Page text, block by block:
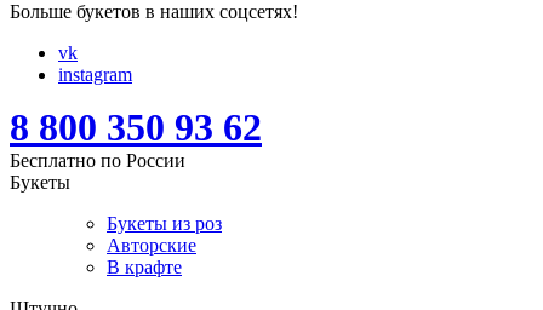
Больше букетов в наших соцсетях!
vk
instagram
8 800 350 93 62
Бесплатно по России
Букеты
Букеты из роз
Авторские
В крафте